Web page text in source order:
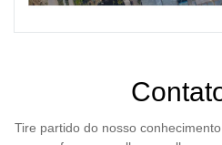
Tire partido do nosso